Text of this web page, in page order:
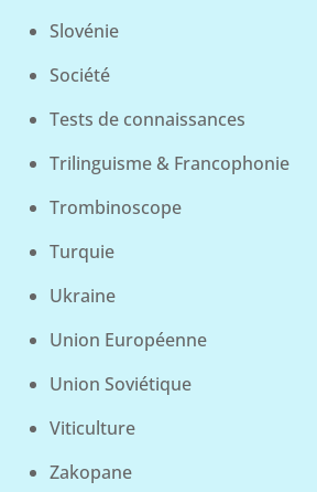
Slovénie
Société
Tests de connaissances
Trilinguisme & Francophonie
Trombinoscope
Turquie
Ukraine
Union Européenne
Union Soviétique
Viticulture
Zakopane